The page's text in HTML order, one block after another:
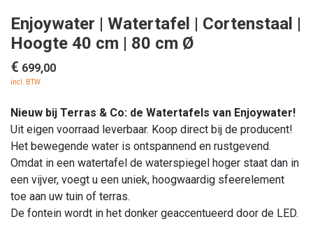
Enjoywater | Watertafel | Cortenstaal |
Hoogte 40 cm | 80 cm Ø
€ 699,00
incl. BTW
Nieuw bij Terras & Co: de Watertafels van Enjoywater!
Uit eigen voorraad leverbaar. Koop direct bij de producent!
Het bewegende water is ontspannend en rustgevend.
Omdat in een watertafel de waterspiegel hoger staat dan in
een vijver, voegt u een uniek, hoogwaardig sfeerelement
toe aan uw tuin of terras.
De fontein wordt in het donker geaccentueerd door de LED.